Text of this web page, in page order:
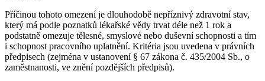
Příčinou tohoto omezení je dlouhodobě nepříznivý zdravotní stav,
který má podle poznatků lékařské vědy trvat déle než 1 rok a
podstatně omezuje tělesné, smyslové nebo duševní schopnosti a tím
i schopnost pracovního uplatnění. Kritéria jsou uvedena v právních
předpisech (zejména v ustanovení § 67 zákona č. 435/2004 Sb., o
zaměstnanosti, ve znění pozdějších předpisů).